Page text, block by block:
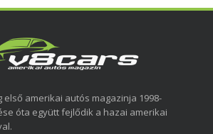
első amerikai autós magazinja 1998-
óta együtt fejlődik a hazai amerikai